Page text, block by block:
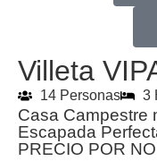
Villeta
14 Personas 3
Casa Campestre
Escapada
PRECIO POR